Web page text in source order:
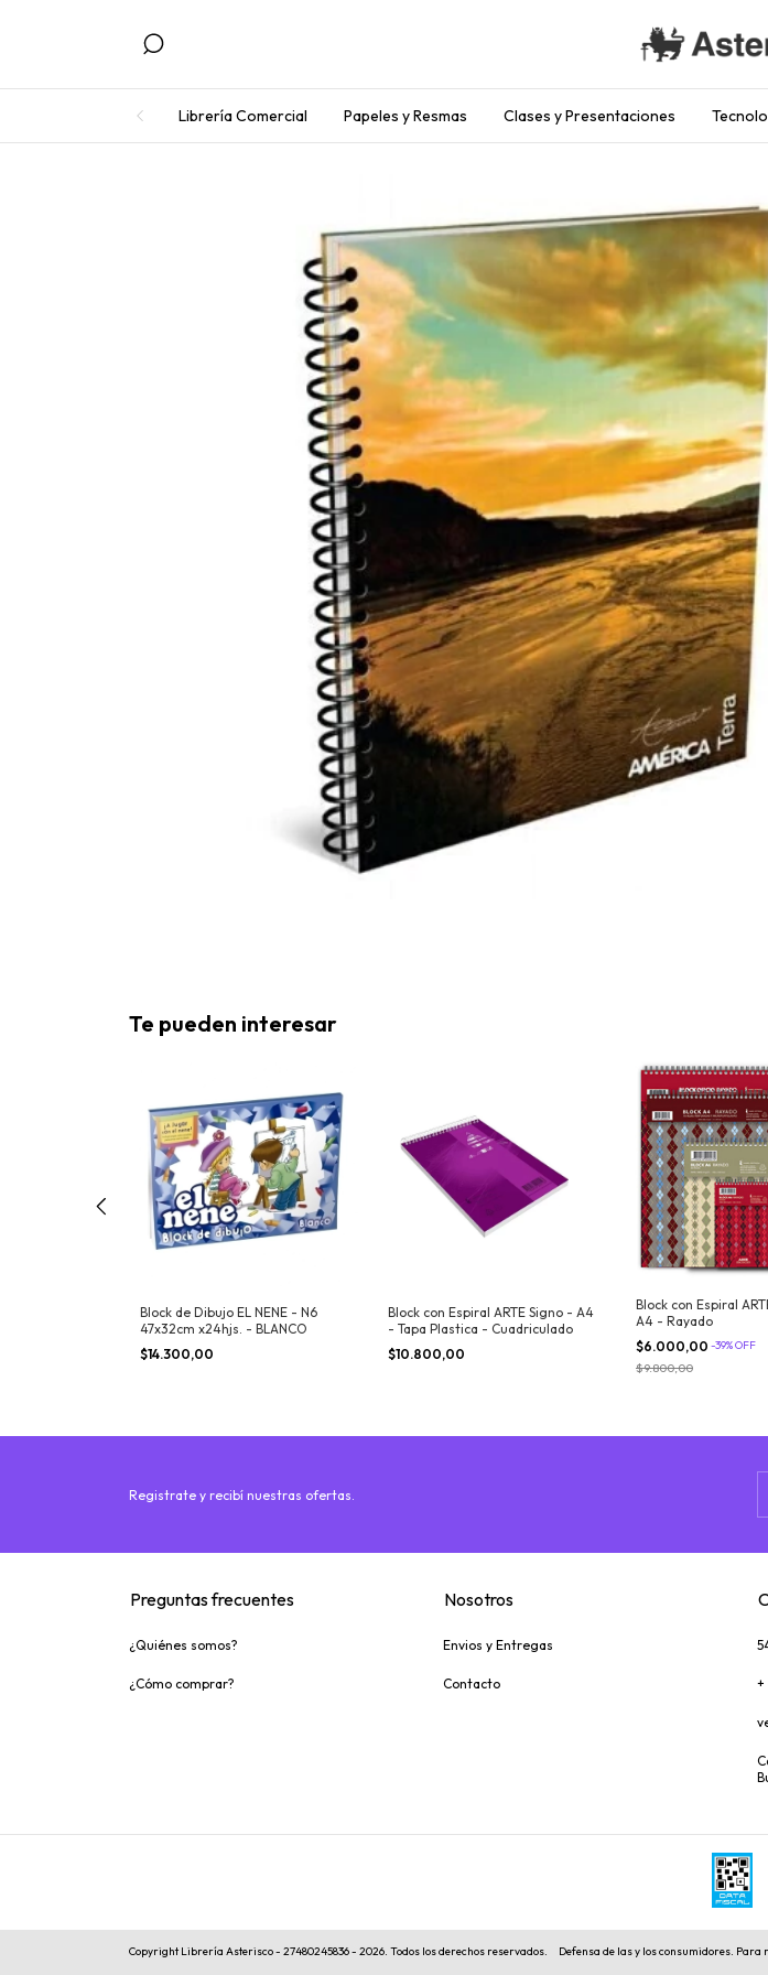
Librería Comercial Papeles y Resmas Clases y Presentaciones
Te pueden interesar
Block de Dibujo EL NENE - N6
47x32cm x24hjs. - BLANCO
$14.300,00
Block con Espiral ARTE Signo - A4
- Tapa Plastica - Cuadriculado
$10.800,00
Block con Espiral
A4 - Rayado
$6.000,00 -39%OFF
$9.800,00
Registrate y recibí nuestras ofertas.
Preguntas frecuentes
¿Quiénes somos?
¿Cómo comprar?
Nosotros
Envios y Entregas
Contacto +
Copyright Librería Asterisco - 27480245836 - 2026. Todos los derechos reservados. Defensa de las y los consumidores. Para